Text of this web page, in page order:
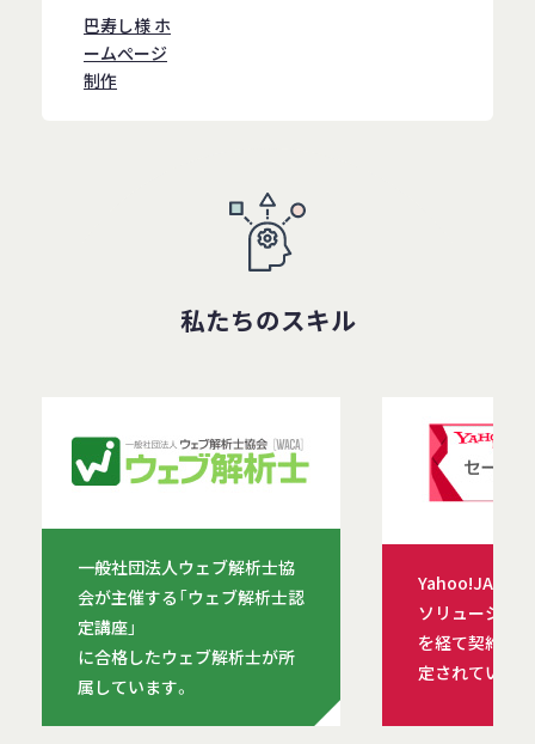
巴寿し様 ホ
ームぺージ
制作
私たちのスキル
一般社団法人ウェブ解析士協
会が主催する「ウェブ解析士認
定講座」
に合格したウェブ解析士が所
属しています。
Yahoo!JAPAN
ソリューショ
を経て契約を
定されていま